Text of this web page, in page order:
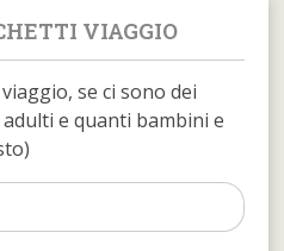
VIAGGIO
se ci sono dei
e quanti bambini e